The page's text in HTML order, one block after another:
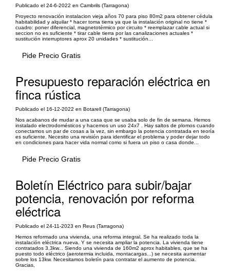
Publicado el 24-6-2022 en Cambrils (Tarragona)
Proyecto renovación instalacion vieja años 70 para piso 80m2 para obtener cédula
habitabilidad y alquilar * hacer toma tierra ya que la instalación original no tiene *
cuadro: poner diferencial, magnetotérmico por circuito * reemplazar cable actual si
seccion no es suficiente * tirar cable tierra por las canalizaciones actuales *
sustitución interruptores aprox 20 unidades * sustitución...
Pide Precio Gratis
Presupuesto reparación eléctrica en
finca rústica
Publicado el 16-12-2022 en Botarell (Tarragona)
Nos acabanos de mudar a una casa que se usaba solo de fin de semana. Hemos
instalado electrodomésticos y hacemos un uso 24x7 . Hay saltos de plomos cuando
conectamos un par de cosas a la vez, sin embargo la potencia contratada en teoría
es suficiente. Necesito una revisión para identificar el problema y poder dejar todo
en condiciones para hacer vida normal como si fuera un piso o casa donde...
Pide Precio Gratis
Boletín Eléctrico para subir/bajar
potencia, renovación por reforma
eléctrica
Publicado el 24-11-2023 en Reus (Tarragona)
Hemos reformado una vivienda, una reforma integral. Se ha realizado toda la
instalación eléctrica nueva. Y se necesita ampliar la potencia. La vivienda tiene
contratados 3,3kw... Siendo una vivienda de 160m2 aprox habitables, que se ha
puesto todo eléctrico (aerotermia incluida, montacargas...) se necesita aumentar
sobre los 13kw. Necesitamos boletín para contratar el aumento de potencia.
Gracias,